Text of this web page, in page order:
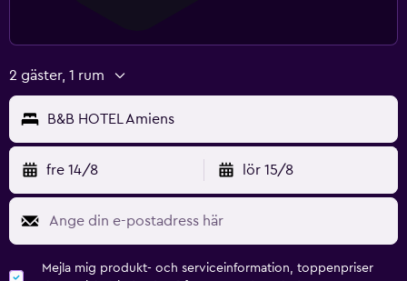
2 gäster, 1 rum
B&B HOTEL Amiens
fre 14/8 lör 15/8
Mejla mig produkt- och serviceinformation, toppenpriser